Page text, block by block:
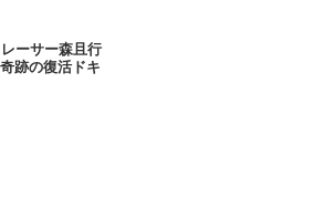
ーサー森且行
跡の復活ドキ